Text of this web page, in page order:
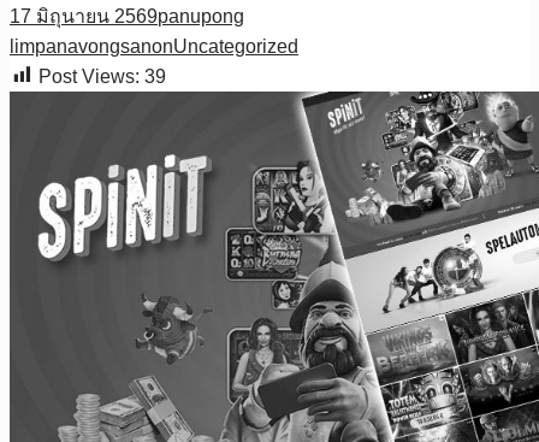
17 มิถุนายน 2569panupong
limpanavongsanonUncategorized
Post Views: 39